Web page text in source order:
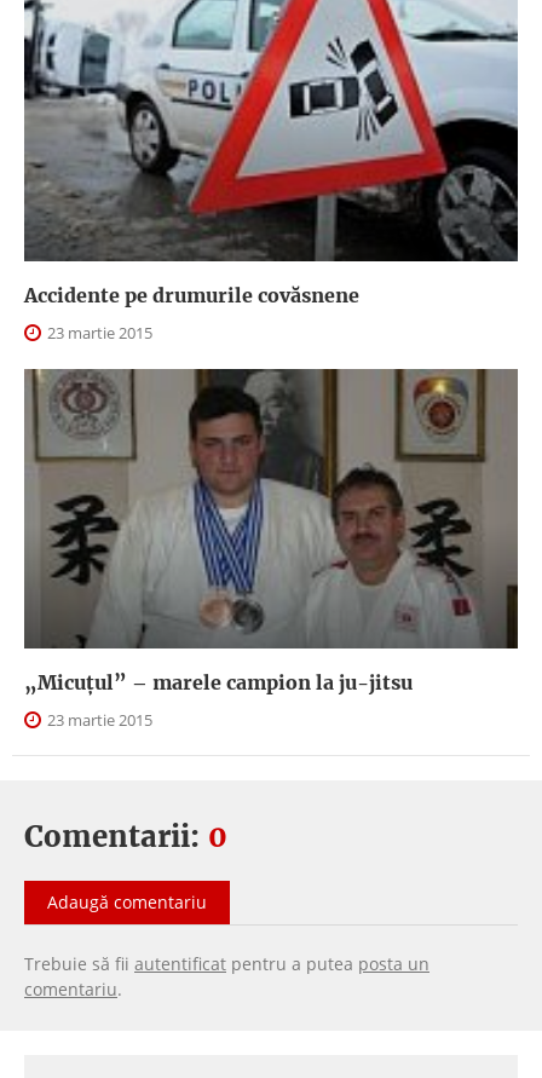
Accidente pe drumurile covăsnene
23 martie 2015
„Micuțul” – marele campion la ju-jitsu
23 martie 2015
Comentarii: 0
Adaugă comentariu
Trebuie să fii autentificat pentru a putea posta un
comentariu.